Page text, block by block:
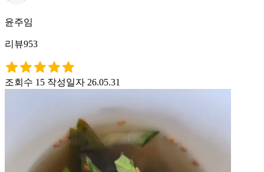
윤주임
리뷰953
조회수 15 작성일자 26.05.31